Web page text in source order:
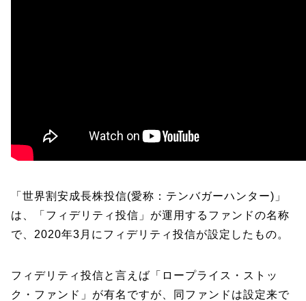
「世界割安成長株投信(愛称：テンバガーハンター)」
は、「フィデリティ投信」が運用するファンドの名称
で、2020年3月にフィデリティ投信が設定したもの。
フィデリティ投信と言えば「ロープライス・ストッ
ク・ファンド」が有名ですが、同ファンドは設定来で